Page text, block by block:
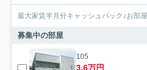
最大家賃半月分キャッシュバック♪お部
募集中の部屋
105
3.6万円